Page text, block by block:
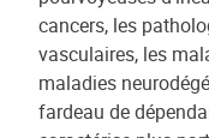
cancers, les
vasculaires, les
maladies
fardeau de